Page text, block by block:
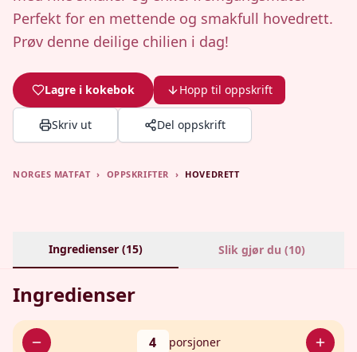
Perfekt for en mettende og smakfull hovedrett.
Prøv denne deilige chilien i dag!
Lagre i kokebok Hopp til oppskrift
Skriv ut Del oppskrift
NORGES MATFAT › OPPSKRIFTER › HOVEDRETT
Ingredienser (15) Slik gjør du (10)
Ingredienser
4 porsjoner